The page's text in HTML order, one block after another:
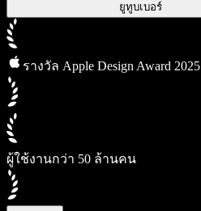
ยูทูบเบอร์
รางวัล Apple Design Award 2025
ผู้ใช้งานกว่า 50 ล้านคน